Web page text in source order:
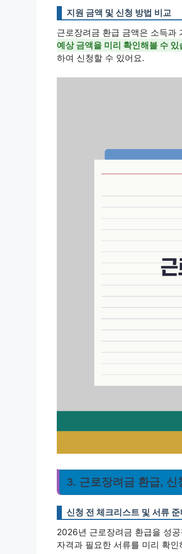
지원 금액 및 신청 방법 비교
근로장려금 환급 금액은 소득과
예상 금액을 미리 확인해볼 수 있
하여 신청할 수 있어요.
3. 근로장려금 환급,
신청 전 체크리스트 및 서류 준
2026년 근로장려금 환급을 성
자격과 필요한 서류를 미리 확